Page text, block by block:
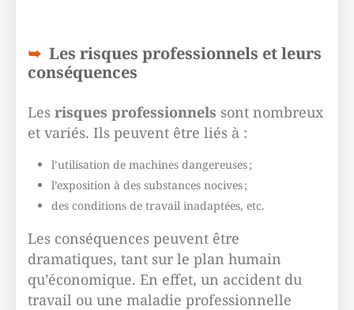
Les risques professionnels et leurs
conséquences
Les risques professionnels sont nombreux
et variés. Ils peuvent être liés à :
l’utilisation de machines dangereuses ;
l’exposition à des substances nocives ;
des conditions de travail inadaptées, etc.
Les conséquences peuvent être
dramatiques, tant sur le plan humain
qu’économique. En effet, un accident du
travail ou une maladie professionnelle